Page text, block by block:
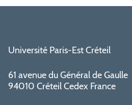
Université Paris-Est Créteil
61 avenue du Général de Gaulle
94010 Créteil Cedex France